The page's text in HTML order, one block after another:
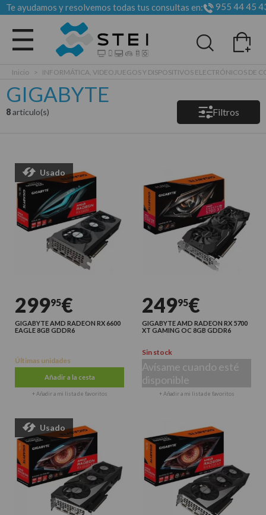
Te ayudamos y resolvemos todas tus consultas en: 955 44 45
Todas las categorias
Inicio > INFORMÁTICA, VIDEOJUEGOS Y DISPOSITIVOS ELECTRÓNICOS DE
GIGABYTE
8articulo(s) Filtros
Usado
29995€
GIGABYTE AMD RADEON RX 6600
EAGLE 8GB GDDR6
Últimas unidades
Añadir a la cesta
+ Añadir a mi lista de favoritos
24995€
GIGABYTE AMD RADEON RX 5700
XT GAMING OC 8GB GDDR6
Sin stock
Avísame cuando esté
disponible
+ Añadir a mi lista de favoritos
Usado